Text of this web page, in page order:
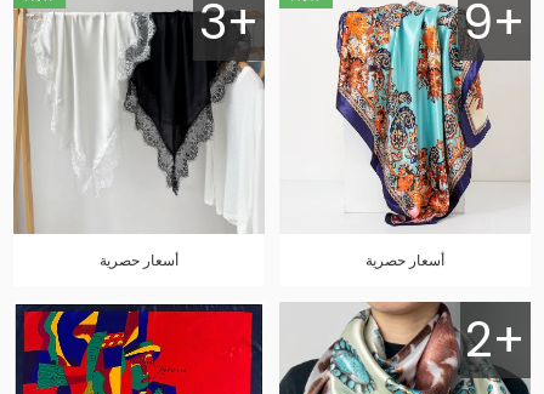
9+
أسعار حصرية
3+
أسعار حصرية
2+